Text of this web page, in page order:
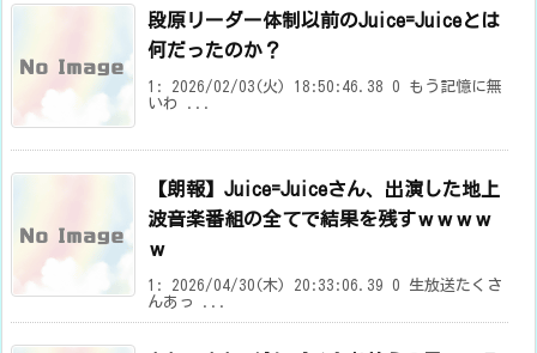
段原リーダー体制以前のJuice=Juiceとは
何だったのか？
1: 2026/02/03(火) 18:50:46.38 0 もう記憶に無
いわ ...
【朗報】Juice=Juiceさん、出演した地上
波音楽番組の全てで結果を残すｗｗｗｗ
ｗ
1: 2026/04/30(木) 20:33:06.39 0 生放送たくさ
んあっ ...